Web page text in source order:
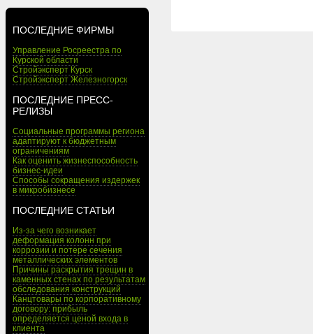
ПОСЛЕДНИЕ ФИРМЫ
Управление Росреестра по
Курской области
Стройэксперт Курск
Стройэксперт Железногорск
ПОСЛЕДНИЕ ПРЕСС-
РЕЛИЗЫ
Социальные программы региона
адаптируют к бюджетным
ограничениям
Как оценить жизнеспособность
бизнес-идеи
Способы сокращения издержек
в микробизнесе
ПОСЛЕДНИЕ СТАТЬИ
Из-за чего возникает
деформация колонн при
коррозии и потере сечения
металлических элементов
Причины раскрытия трещин в
каменных стенах по результатам
обследования конструкций
Канцтовары по корпоративному
договору: прибыль
определяется ценой входа в
клиента